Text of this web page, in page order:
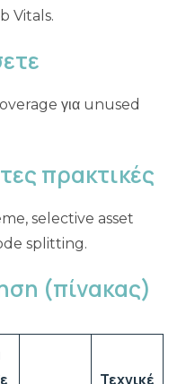
Vitals.
για unused
πρακτικές
selective asset
splitting.
(πίνακας)
Τεχνικέ